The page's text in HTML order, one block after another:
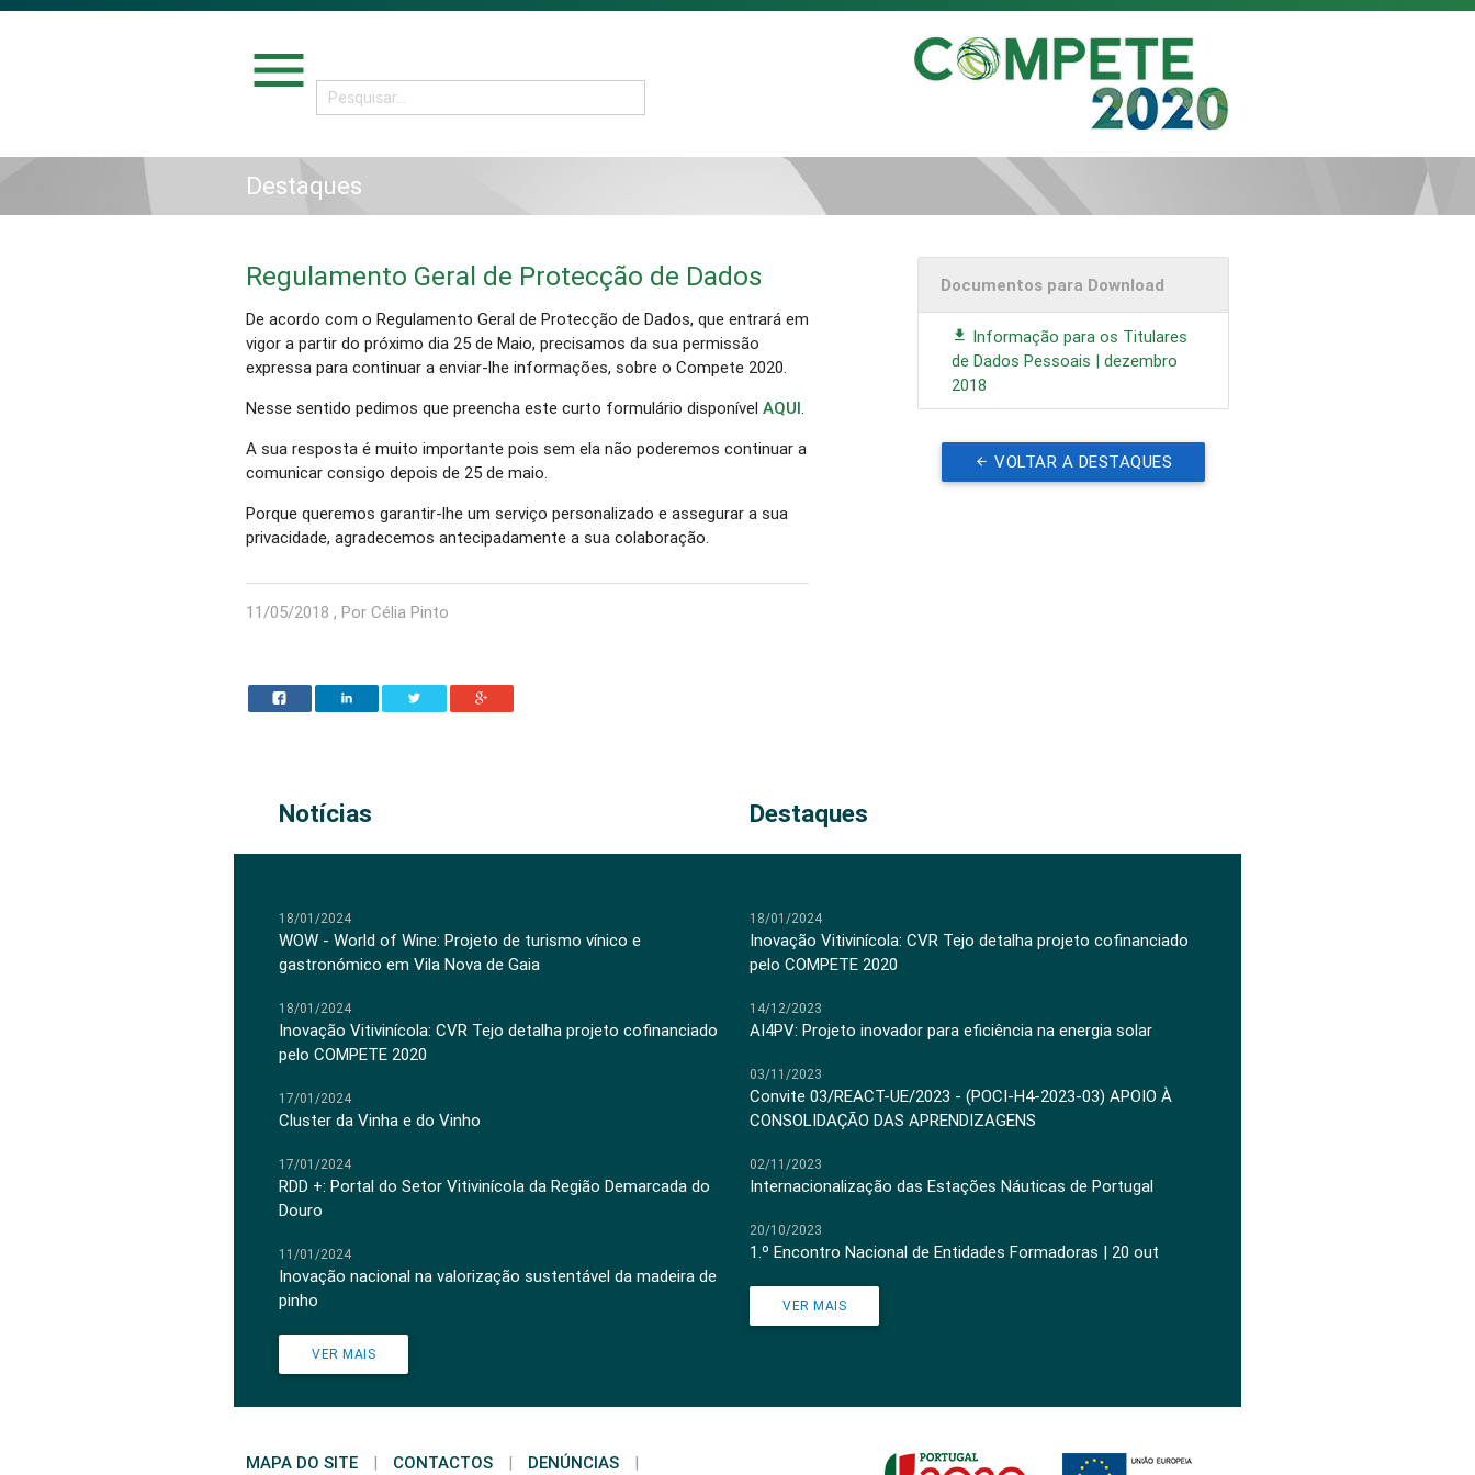
menu
Destaques
Regulamento Geral de Protecção de Dados
De acordo com o Regulamento Geral de Protecção de Dados, que entrará em
vigor a partir do próximo dia 25 de Maio, precisamos da sua permissão
expressa para continuar a enviar-lhe informações, sobre o Compete 2020.
Nesse sentido pedimos que preencha este curto formulário disponívelAQUI.
A sua resposta é muito importante pois sem ela não poderemos continuar a
comunicar consigo depois de 25 de maio.
Porque queremos garantir-lhe um serviço personalizado e assegurar a sua
privacidade, agradecemos antecipadamente a sua colaboração.
11/05/2018 , Por Célia Pinto
Documentos para Download
Informação para os Titulares
de Dados Pessoais | dezembro
2018
VOLTAR A DESTAQUES
Notícias Destaques
18/01/2024
WOW - World of Wine: Projeto de turismo vínico e
gastronómico em Vila Nova de Gaia
18/01/2024
Inovação Vitivinícola: CVR Tejo detalha projeto cofinanciado
pelo COMPETE 2020
17/01/2024
Cluster da Vinha e do Vinho
17/01/2024
RDD +: Portal do Setor Vitivinícola da Região Demarcada do
Douro
11/01/2024
Inovação nacional na valorização sustentável da madeira de
pinho
VER MAIS
18/01/2024
Inovação Vitivinícola: CVR Tejo detalha projeto cofinanciado
pelo COMPETE 2020
14/12/2023
AI4PV: Projeto inovador para eficiência na energia solar
03/11/2023
Convite 03/REACT-UE/2023 - (POCI-H4-2023-03) APOIO À
CONSOLIDAÇÃO DAS APRENDIZAGENS
02/11/2023
Internacionalização das Estações Náuticas de Portugal
20/10/2023
1.º Encontro Nacional de Entidades Formadoras | 20 out
VER MAIS
MAPA DO SITE | CONTACTOS | DENÚNCIAS |